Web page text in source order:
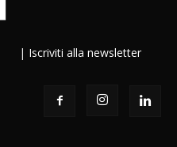
| Iscriviti alla newsletter